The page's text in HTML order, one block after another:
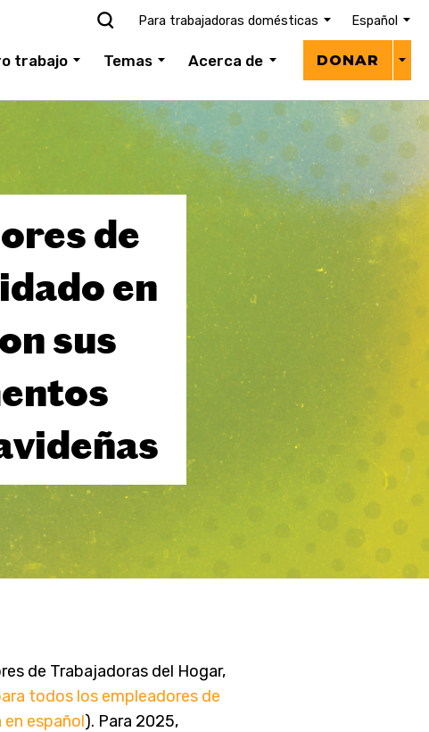
Para trabajadoras domésticas Español
trabajo Temas Acerca de DONAR
de
en
sus
de Trabajadoras del Hogar,
todos los empleadores de
español). Para 2025,